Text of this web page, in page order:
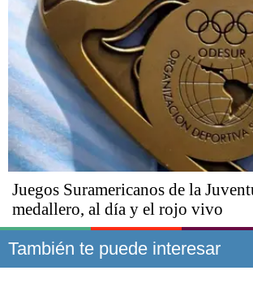
Juegos Suramericanos de la
medallero, al día y el rojo vivo
También te puede interesar